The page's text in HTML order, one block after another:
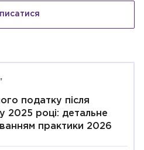
податку після
2025 році: детальне
практики 2026